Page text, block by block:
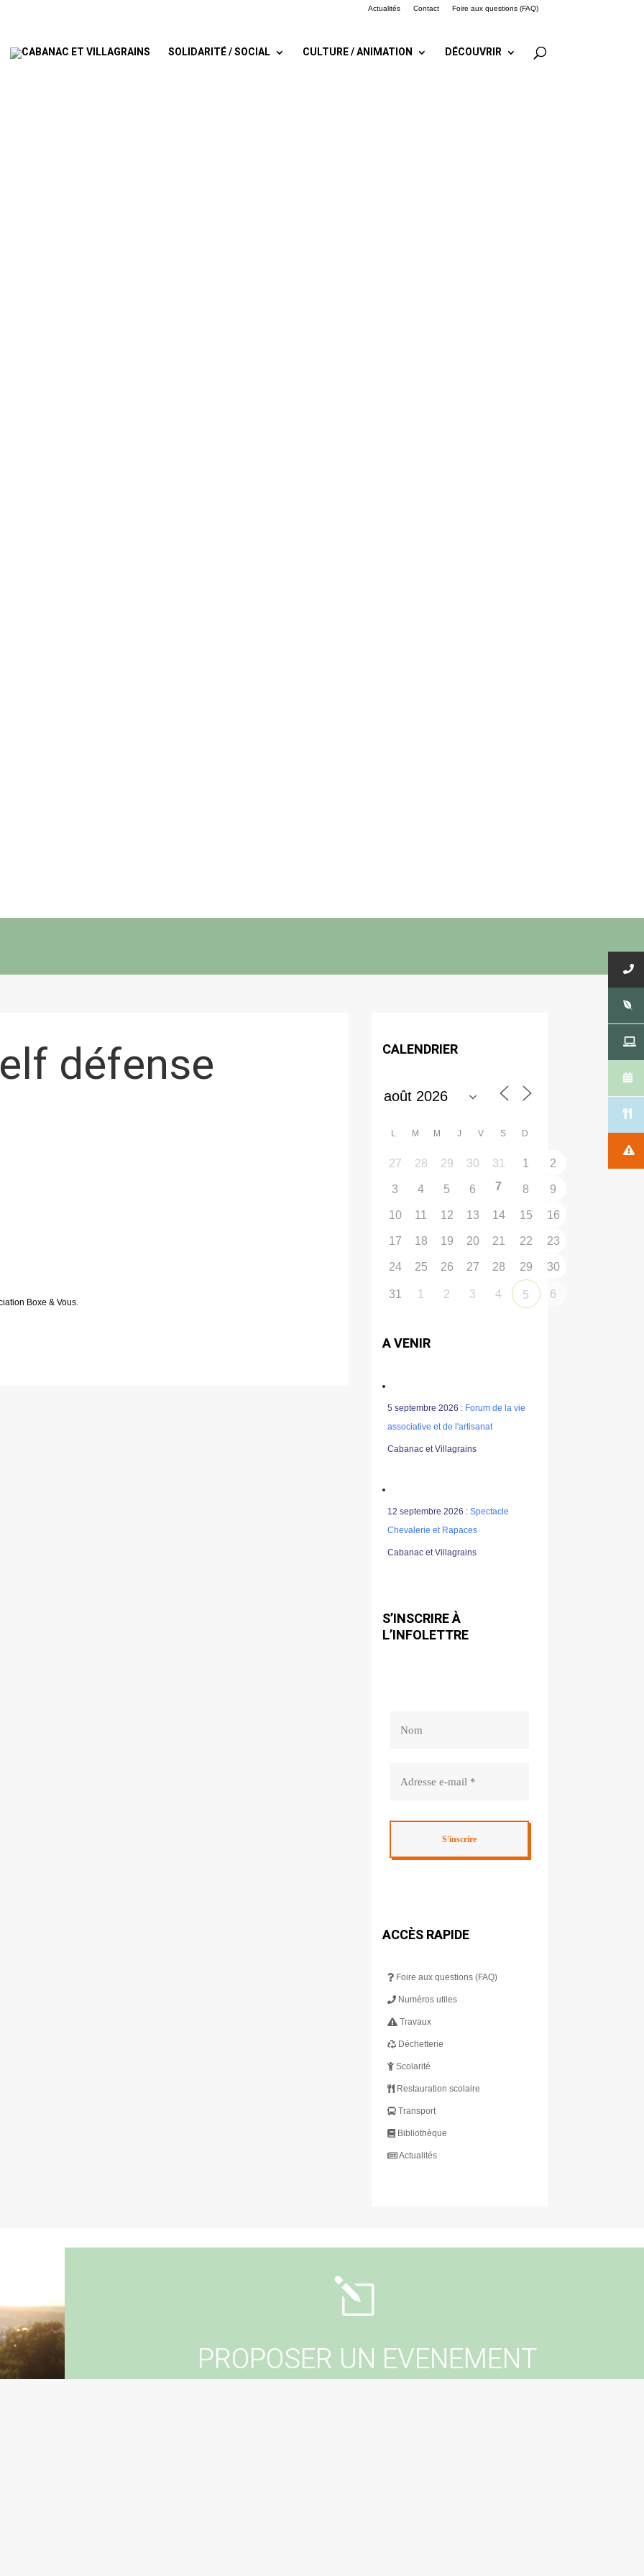
Actualités Contact Foire aux questions (FAQ)
SOLIDARITÉ / SOCIAL CULTURE / ANIMATION DÉCOUVRIR
défense
Boxe & Vous.
CALENDRIER
L M M J V S D
27 28 29 30 31 1 2
3 4 5 6 7 8 9
10 11 12 13 14 15 16
17 18 19 20 21 22 23
24 25 26 27 28 29 30
31 1 2 3 4 5 6
A VENIR
5 septembre 2026 : Forum de la vie
associative et de l'artisanat
Cabanac et Villagrains
12 septembre 2026 :Spectacle
Chevalerie et Rapaces
Cabanac et Villagrains
S’INSCRIRE À
L’INFOLETTRE
ACCÈS RAPIDE
Foire aux questions (FAQ)
Numéros utiles
Travaux
Déchetterie
Scolarité
Restauration scolaire
Transport
Bibliothèque
Actualités
l
PROPOSER UN EVENEMENT